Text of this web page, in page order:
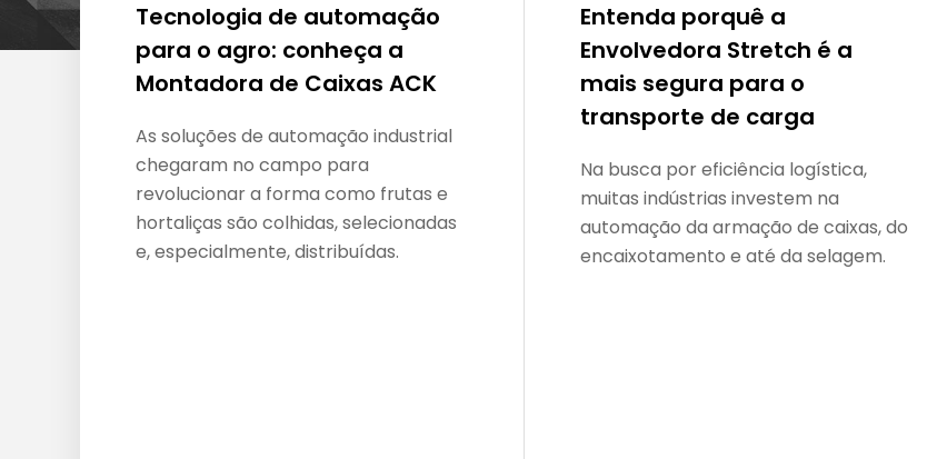
Tecnologia de automação
para o agro: conheça a
Montadora de Caixas ACK
As soluções de automação industrial
chegaram no campo para
revolucionar a forma como frutas e
hortaliças são colhidas, selecionadas
e, especialmente, distribuídas.
Entenda porquê a
Envolvedora Stretch é a
mais segura para o
transporte de carga
Na busca por eficiência logística,
muitas indústrias investem na
automação da armação de caixas, do
encaixotamento e até da selagem.